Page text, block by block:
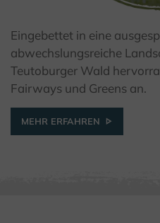
Eingebettet in eine
abwechslungsreiche
Teutoburger Wald
Fairways und Greens an.
MEHR ERFAHREN